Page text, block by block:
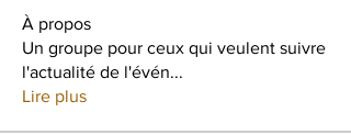
À propos
Un groupe pour ceux qui veulent suivre
l'actualité de l'évén...
Lire plus